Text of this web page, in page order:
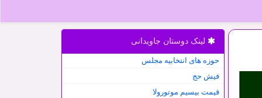
لینک دوستان جاویدانی
حوزه های انتخابیه مجلس
فیش حج
قیمت بیسیم موتورولا